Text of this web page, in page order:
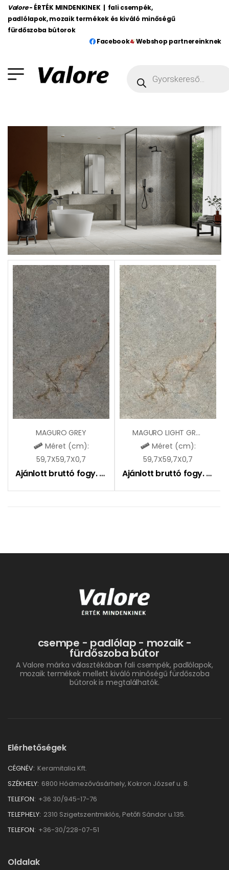
Valore - ÉRTÉK MINDENKINEK | fali csempék,
padlólapok, mozaik termékek és kiváló minőségű
fürdőszoba bútorok
Facebook
Webshop partnereinknek
MAGURO GREY
Méret (cm):
59,7X59,7X0,7
Ajánlott bruttó fogy. ár: 7690Ft
MAGURO LIGHT GREY
Méret (cm):
59,7X59,7X0,7
Ajánlott bruttó fogy. ár:
csempe - padlólap - mozaik -
fürdőszoba bútor
A Valore márka választékában fali csempék, padlólapok,
mozaik termékek mellett kiváló minőségű fürdőszoba
bútorok is megtalálhatók.
Elérhetőségek
CÉGNÉV: Keramitalia Kft.
SZÉKHELY: 6800 Hódmezővásárhely, Kokron József u. 8.
TELEFON: +36 30/945-17-76
TELEPHELY: 2310 Szigetszentmiklós, Petőfi Sándor u.135.
TELEFON: +36-30/228-07-51
Oldalak